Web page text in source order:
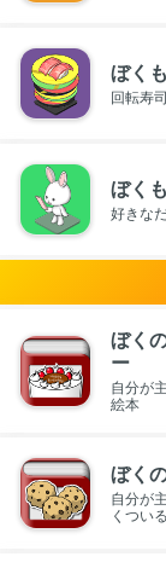
ぼく
回転寿
ぼく
好きな
ぼく
ー
自分が
絵本
ぼく
自分が
くつい